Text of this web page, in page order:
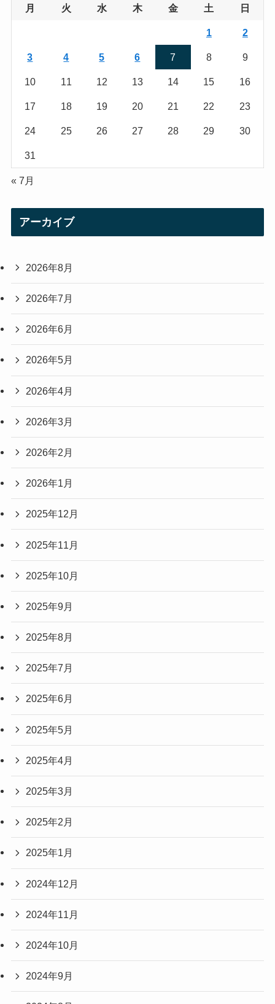
e
月 火 水 木 金 土 日
1 2
3 4 5 6 7 8 9
10 11 12 13 14 15 16
17 18 19 20 21 22 23
24 25 26 27 28 29 30
31
« 7月
アーカイブ
2026年8月
2026年7月
2026年6月
2026年5月
2026年4月
2026年3月
2026年2月
2026年1月
2025年12月
2025年11月
2025年10月
2025年9月
2025年8月
2025年7月
2025年6月
2025年5月
2025年4月
2025年3月
2025年2月
2025年1月
2024年12月
2024年11月
2024年10月
2024年9月